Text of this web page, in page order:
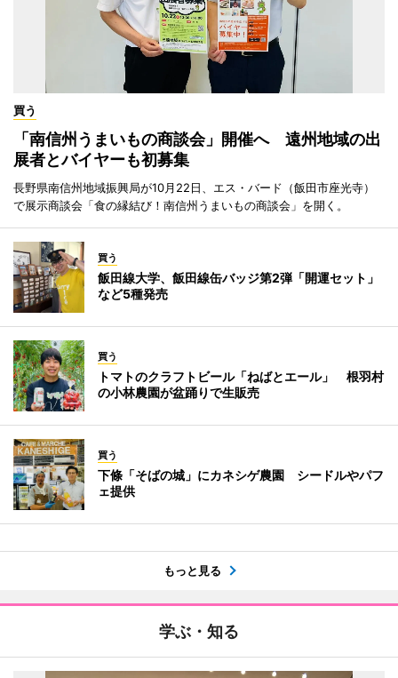
買う
「南信州うまいもの商談会」開催へ 遠州地域の出
展者とバイヤーも初募集
長野県南信州地域振興局が10月22日、エス・バード（飯田市座光寺）
で展示商談会「食の縁結び！南信州うまいもの商談会」を開く。
買う
飯田線大学、飯田線缶バッジ第2弾「開運セット」
など5種発売
買う
トマトのクラフトビール「ねばとエール」 根羽村
の小林農園が盆踊りで生販売
買う
下條「そばの城」にカネシゲ農園 シードルやパフ
ェ提供
もっと見る
学ぶ・知る